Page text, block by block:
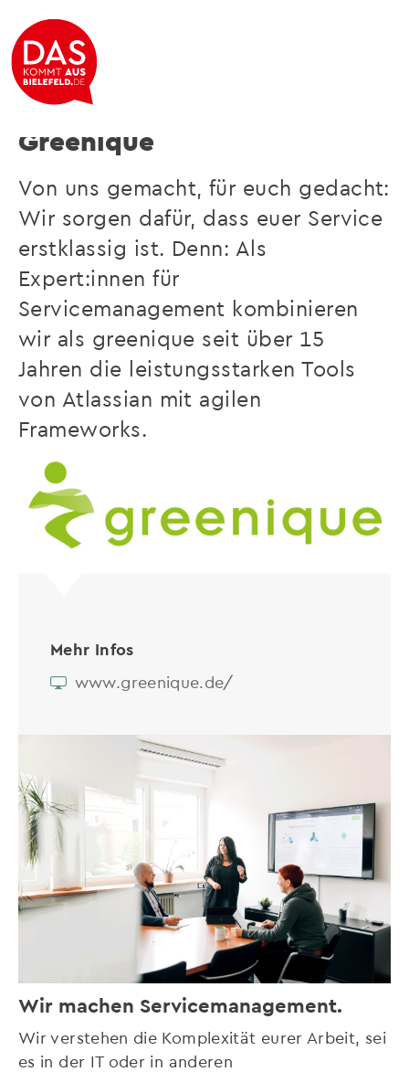
Experte für IT Servicemanagement
Greenique
Von uns gemacht, für euch gedacht:
Wir sorgen dafür, dass euer Service
erstklassig ist. Denn: Als
Expert:innen für
Servicemanagement kombinieren
wir als greenique seit über 15
Jahren die leistungsstarken Tools
von Atlassian mit agilen
Frameworks.
Mehr Infos
www.greenique.de/
Wir machen Servicemanagement.
Wir verstehen die Komplexität eurer Arbeit, sei
es in der IT oder in anderen